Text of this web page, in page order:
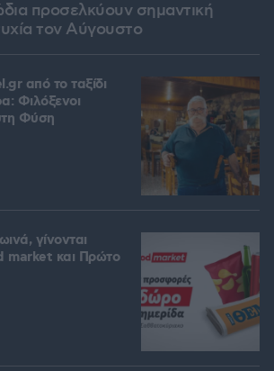
προσελκύουν σημαντική
τον Αύγουστο
από το ταξίδι
Φιλόξενοι
Φύση
γίνονται
market και Πρώτο